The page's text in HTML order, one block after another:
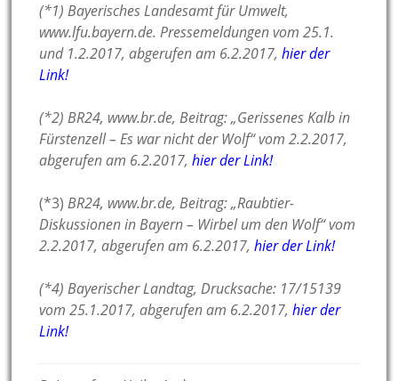
(*1) Bayerisches Landesamt für Umwelt,
www.lfu.bayern.de. Pressemeldungen vom 25.1.
und 1.2.2017, abgerufen am 6.2.2017,hier der
Link!
(*2) BR24, www.br.de, Beitrag: „Gerissenes Kalb in
Fürstenzell – Es war nicht der Wolf“ vom 2.2.2017,
abgerufen am 6.2.2017,hier der Link!
(*3)BR24, www.br.de, Beitrag: „Raubtier-
Diskussionen in Bayern – Wirbel um den Wolf“ vom
2.2.2017, abgerufen am 6.2.2017,hier der Link!
(*4) Bayerischer Landtag, Drucksache: 17/15139
vom 25.1.2017, abgerufen am 6.2.2017,hier der
Link!